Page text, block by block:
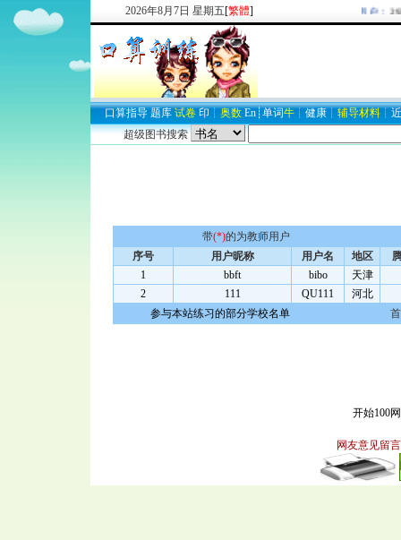
2026年8月 7日 星期五[繁體] 欢迎新注册用户：
口算指导 题库 试卷 印 ┊ 奥数 En ┊ 单词牛 ┊ 健康 ┊ 辅导材料 ┊
超级图书搜索
带(*)的为教师用户
序号
用户昵称 用户名 地区
1
bbft bibo
天津
2
111 QU111
河北
参与本站练习的部分学校名单
开始100
网友意见留